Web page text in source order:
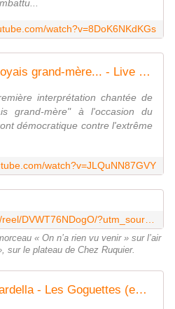
watch?v=8DoK6NKdKGs
Gauvain Sers - Si tu voyais grand-mère... - Live Place de la République 03/07/24
interprétation chantée de
grand-mère" à l'occasion du
démocratique contre l'extrême
watch?v=JLQuNN87GVY
« On n’a rien vu venir » sur l’air
sur le plateau de Chez Ruquier.
Il répond au nom de Bardella - Les Goguettes (en trio mais à quatre)